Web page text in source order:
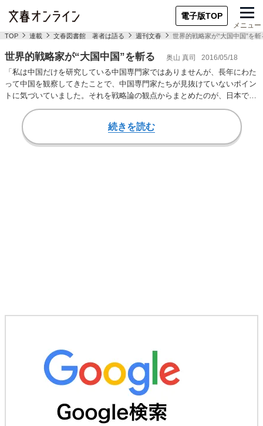
電子版TOP
メニュー
TOP 連載 文春図書館 著者は語る 週刊文春 世界的戦略家が“大国中国”を斬
世界的戦略家が“大国中国”を斬る 奥山 真司 2016/05/18
「私は中国だけを研究している中国専門家ではありませんが、長年にわた
って中国を観察してきたことで、中国専門家たちが見抜けていないポイン
トに気づいていました。それを戦略論の観点からまとめたのが、日本でも
2013年に翻訳さ…
続きを読む